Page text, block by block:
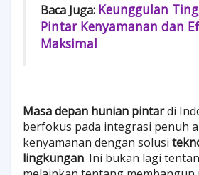
Baca Juga: Keunggulan
Pintar Kenyamanan dan
Maksimal
Masa depan hunian pintardi
berfokus pada integrasi penuh
kenyamanan dengan solusi
lingkungan. Ini bukan lagi